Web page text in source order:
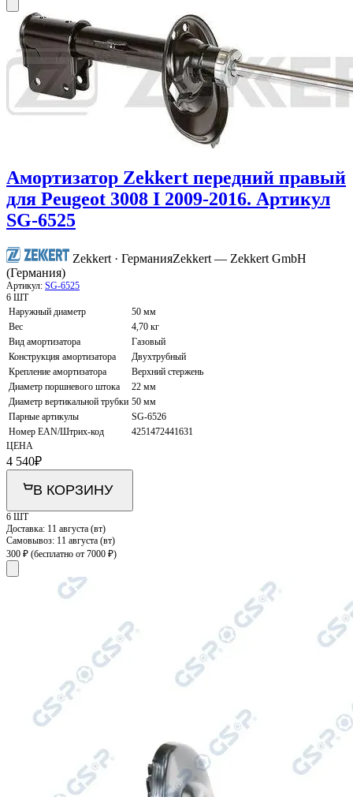
Амортизатор Zekkert передний правый
для Peugeot 3008 I 2009-2016. Артикул
SG-6525
Zekkert · ГерманияZekkert — Zekkert GmbH
(Германия)
Артикул: SG-6525
6 ШТ
Наружный диаметр
50 мм
Вес
4,70 кг
Вид амортизатора
Газовый
Конструкция амортизатора
Двухтрубный
Крепление амортизатора
Верхний стержень
Диаметр поршневого штока
22 мм
Диаметр вертикальной трубки 50 мм
Парные артикулы
SG-6526
Номер EAN/Штрих-код
4251472441631
ЦЕНА
4 540₽
В КОРЗИНУ
6 ШТ
Доставка: 11 августа (вт)
Самовывоз: 11 августа (вт)
300 ₽ (бесплатно от 7000 ₽)